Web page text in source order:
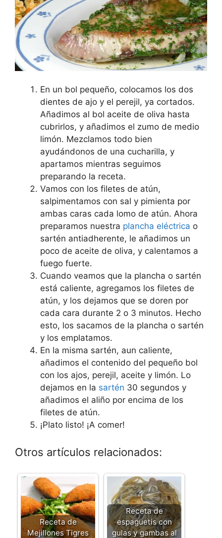
En un bol pequeño, colocamos los dos
dientes de ajo y el perejil, ya cortados.
Añadimos al bol aceite de oliva hasta
cubrirlos, y añadimos el zumo de medio
limón. Mezclamos todo bien
ayudándonos de una cucharilla, y
apartamos mientras seguimos
preparando la receta.
Vamos con los filetes de atún,
salpimentamos con sal y pimienta por
ambas caras cada lomo de atún. Ahora
preparamos nuestra plancha eléctrica o
sartén antiadherente, le añadimos un
poco de aceite de oliva, y calentamos a
fuego fuerte.
Cuando veamos que la plancha o sartén
está caliente, agregamos los filetes de
atún, y los dejamos que se doren por
cada cara durante 2 o 3 minutos. Hecho
esto, los sacamos de la plancha o sartén
y los emplatamos.
En la misma sartén, aun caliente,
añadimos el contenido del pequeño bol
con los ajos, perejil, aceite y limón. Lo
dejamos en la sartén 30 segundos y
añadimos el aliño por encima de los
filetes de atún.
¡Plato listo! ¡A comer!
Otros artículos relacionados:
Receta de
Mejillones Tigres
Receta de
espaguetis con
gulas y gambas al